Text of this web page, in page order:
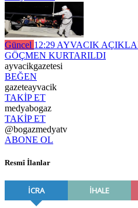
Güncel 12:29 AYVACIK
GÖÇMEN KURTARILDI
ayvacikgazetesi
BEĞEN
gazeteayvacik
TAKİP ET
medyabogaz
TAKİP ET
@bogazmedyatv
ABONE OL
Resmî İlanlar